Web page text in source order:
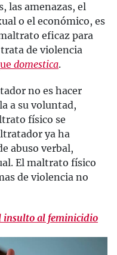
las amenazas, el
o el económico, es
eficaz para
de violencia
domestica.
no es hacer
a su voluntad,
físico se
ya ha
abuso verbal,
El maltrato físico
de violencia no
insulto al feminicidio